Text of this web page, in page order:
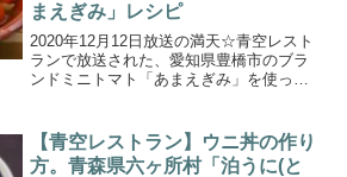
まえぎみ」レシピ
2020年12月12日放送の満天☆青空レスト
ランで放送された、愛知県豊橋市のブラ
ンドミニトマト「あまえぎみ」を使った
カラフルなブランドミニトマト「あまえ
ぎみ」を紹介！は...
【青空レストラン】ウニ丼の作り
方。青森県六ヶ所村「泊うに(と